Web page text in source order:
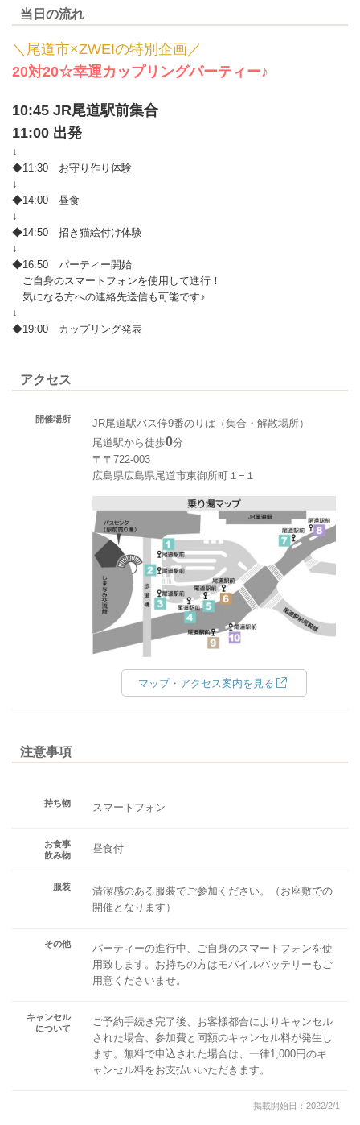
当日の流れ
＼尾道市×ZWEIの特別企画 ／
20対20☆幸運カップリングパーティー♪
10:45 JR尾道駅前集合
11:00 出発
↓
◆11:30 お守り作り体験
↓
◆14:00 昼食
↓
◆14:50 招き猫絵付け体験
↓
◆16:50 パーティー開始
ご自身のスマートフォンを使用して進行！
気になる方への連絡先送信も可能です♪
↓
◆19:00 カップリング発表
アクセス
開催場所
JR尾道駅バス停9番のりば（集合・解散場所）
尾道駅から徒歩0分
〒〒722-003
広島県広島県尾道市東御所町１−１
マップ・アクセス案内を見る
注意事項
持ち物 スマートフォン
お食事
飲み物
昼食付
服装
清潔感のある服装でご参加ください。（お座敷での
開催となります）
その他
パーティーの進行中、ご自身のスマートフォンを使
用致します。お持ちの方はモバイルバッテリーもご
用意くださいませ。
キャンセル
について
ご予約手続き完了後、お客様都合によりキャンセル
された場合、参加費と同額のキャンセル料が発生し
ます。無料で申込された場合は、一律1,000円のキ
ャンセル料をお支払いいただきます。
掲載開始日：2022/2/1